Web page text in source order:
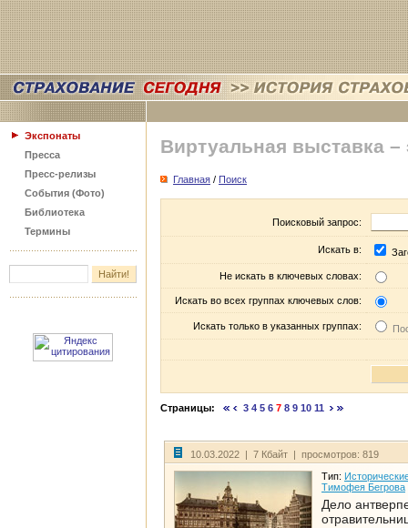
Экспонаты
Пресса
Пресс-релизы
События (Фото)
Библиотека
Термины
Виртуальная выставка –
Главная / Поиск
Поисковый запрос:
Искать в:
Не искать в ключевых словах:
Искать во всех группах ключевых слов:
Искать только в указанных группах:
Страницы: 3 4 5 6 7 8 9 10 11
10.03.2022 | 7 Кбайт | просмотров: 819
Тип:
Тимофея Бегрова
Дело